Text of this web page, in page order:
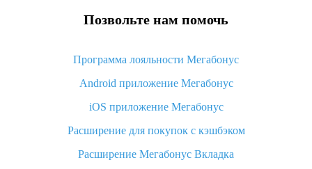
Что делать, если Алиэкспресс просит ввести паспортные
Как узнать, куда пришла посылка с Алиэкспресс
Вы отменили заказ на Алиэкспресс, когда вернут деньги?
Что такое баллы на Алиэкспресс, как их получить и
«AliExpress Standard Shipping»: что это за метод доставки и
как его отслеживать
Позвольте нам помочь
Программа лояльности Мегабонус
Android приложение Мегабонус
iOS приложение Мегабонус
Расширение для покупок с кэшбэком
Расширение Мегабонус Вкладка